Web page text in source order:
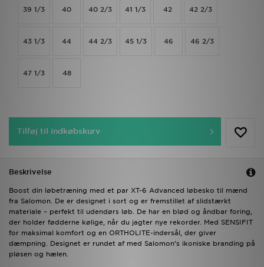
39 1/3 40 40 2/3 41 1/3 42 42 2/3
43 1/3 44 44 2/3 45 1/3 46 46 2/3
47 1/3 48
Tilføj til indkøbskurv
Beskrivelse
Boost din løbetræning med et par XT-6 Advanced løbesko til mænd
fra Salomon. De er designet i sort og er fremstillet af slidstærkt
materiale – perfekt til udendørs løb. De har en blød og åndbar foring,
der holder fødderne kølige, når du jagter nye rekorder. Med SENSIFIT
for maksimal komfort og en ORTHOLITE-indersål, der giver
dæmpning. Designet er rundet af med Salomon’s ikoniske branding på
pløsen og hælen.